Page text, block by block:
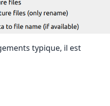
typique, il est